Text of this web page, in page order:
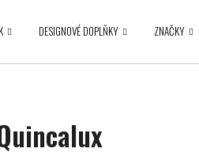
DESIGNOVÉ DOPLŇKY ZNAČKY